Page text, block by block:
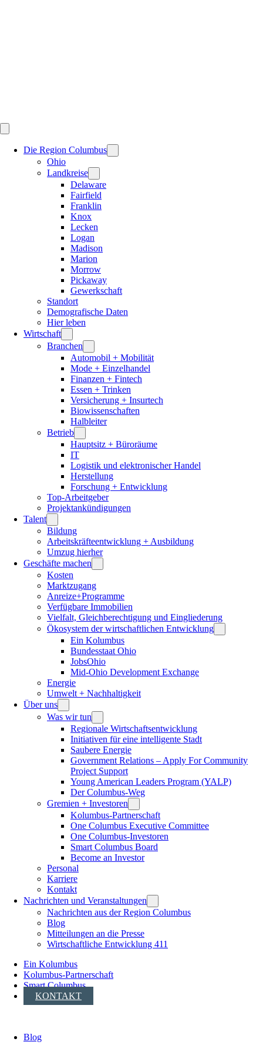
Die Region Columbus
Ohio
Landkreise
Delaware
Fairfield
Franklin
Knox
Lecken
Logan
Madison
Marion
Morrow
Pickaway
Gewerkschaft
Standort
Demografische Daten
Hier leben
Wirtschaft
Branchen
Automobil + Mobilität
Mode + Einzelhandel
Finanzen + Fintech
Essen + Trinken
Versicherung + Insurtech
Biowissenschaften
Halbleiter
Betrieb
Hauptsitz + Büroräume
IT
Logistik und elektronischer Handel
Herstellung
Forschung + Entwicklung
Top-Arbeitgeber
Projektankündigungen
Talent
Bildung
Arbeitskräfteentwicklung + Ausbildung
Umzug hierher
Geschäfte machen
Kosten
Marktzugang
Anreize+Programme
Verfügbare Immobilien
Vielfalt, Gleichberechtigung und Eingliederung
Ökosystem der wirtschaftlichen Entwicklung
Ein Kolumbus
Bundesstaat Ohio
JobsOhio
Mid-Ohio Development Exchange
Energie
Umwelt + Nachhaltigkeit
Über uns
Was wir tun
Regionale Wirtschaftsentwicklung
Initiativen für eine intelligente Stadt
Saubere Energie
Government Relations – Apply For Community
Project Support
Young American Leaders Program (YALP)
Der Columbus-Weg
Gremien + Investoren
Kolumbus-Partnerschaft
One Columbus Executive Committee
One Columbus-Investoren
Smart Columbus Board
Become an Investor
Personal
Karriere
Kontakt
Nachrichten und Veranstaltungen
Nachrichten aus der Region Columbus
Blog
Mitteilungen an die Presse
Wirtschaftliche Entwicklung 411
Ein Kolumbus
Kolumbus-Partnerschaft
Smart Columbus
KONTAKT
Blog